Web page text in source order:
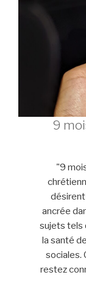
9
"9
ancrée
sujets tels
la santé
sociales.
restez